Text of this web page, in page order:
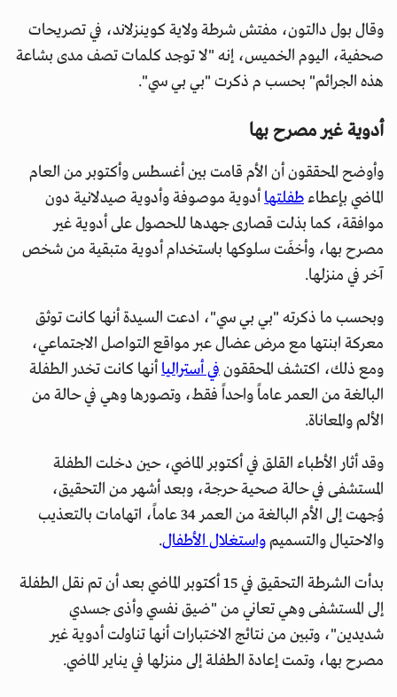
وقال بول دالتون، مفتش شرطة ولاية كوينزلاند، في تصريحات
صحفية، اليوم الخميس، إنه "لا توجد كلمات تصف مدى بشاعة
هذه الجرائم" بحسب م ذكرت "بي بي سي".
أدوية غير مصرح بها
وأوضح المحققون أن الأم قامت بين أغسطس وأكتوبر من العام
الماضي بإعطاءطفلتها أدوية موصوفة وأدوية صيدلانية دون
موافقة، كما بذلت قصارى جهدها للحصول على أدوية غير
مصرح بها، وأخفَت سلوكها باستخدام أدوية متبقية من شخص
آخر في منزلها.
وبحسب ما ذكرته "بي بي سي"، ادعت السيدة أنها كانت توثق
معركة ابنتها مع مرض عضال عبر مواقع التواصل الاجتماعي،
ومع ذلك، اكتشف المحققونفي أستراليا أنها كانت تخدر الطفلة
البالغة من العمر عاماً واحداً فقط، وتصورها وهي في حالة من
الألم والمعاناة.
وقد أثار الأطباء القلق في أكتوبر الماضي، حين دخلت الطفلة
المستشفى في حالة صحية حرجة، وبعد أشهر من التحقيق،
وُجهت إلى الأم البالغة من العمر 34 عاماً، اتهامات بالتعذيب
والاحتيال والتسميمواستغلال الأطفال.
بدأت الشرطة التحقيق في 15 أكتوبر الماضي بعد أن تم نقل الطفلة
إلى المستشفى وهي تعاني من "ضيق نفسي وأذى جسدي
شديدين"، وتبين من نتائج الاختبارات أنها تناولت أدوية غير
مصرح بها، وتمت إعادة الطفلة إلى منزلها في يناير الماضي.